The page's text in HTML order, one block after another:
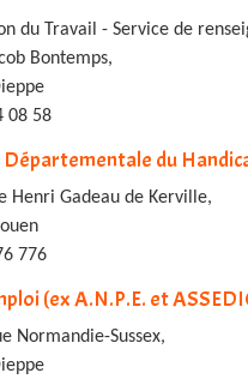
du Travail - Service de
Bontemps,
08 58
du
Henri Gadeau de Kerville,
776
(ex A.N.P.E. et
Normandie-Sussex,